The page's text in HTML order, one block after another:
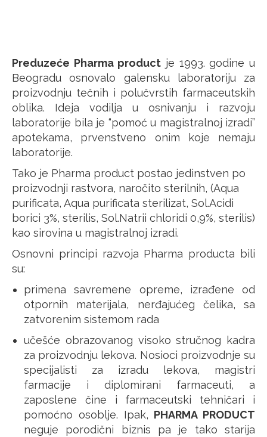
Preduzeće Pharma product je 1993. godine u
Beogradu osnovalo galensku laboratoriju za
proizvodnju tečnih i polučvrstih farmaceutskih
oblika. Ideja vodilja u osnivanju i razvoju
laboratorije bila je “pomoć u magistralnoj izradi”
apotekama, prvenstveno onim koje nemaju
laboratorije.
Tako je Pharma product postao jedinstven po
proizvodnji rastvora, naročito sterilnih, (Aqua
purificata, Aqua purificata sterilizat, Sol.Acidi
borici 3%, sterilis, Sol.Natrii chloridi 0,9%, sterilis)
kao sirovina u magistralnoj izradi.
Osnovni principi razvoja Pharma producta bili
su:
primena savremene opreme, izrađene od
otpornih materijala, nerđajućeg čelika, sa
zatvorenim sistemom rada
učešće obrazovanog visoko stručnog kadra
za proizvodnju lekova. Nosioci proizvodnje su
specijalisti za izradu lekova, magistri
farmacije i diplomirani farmaceuti, a
zaposlene čine i farmaceutski tehničari i
pomoćno osoblje. Ipak, PHARMA PRODUCT
neguje porodični biznis pa je tako starija